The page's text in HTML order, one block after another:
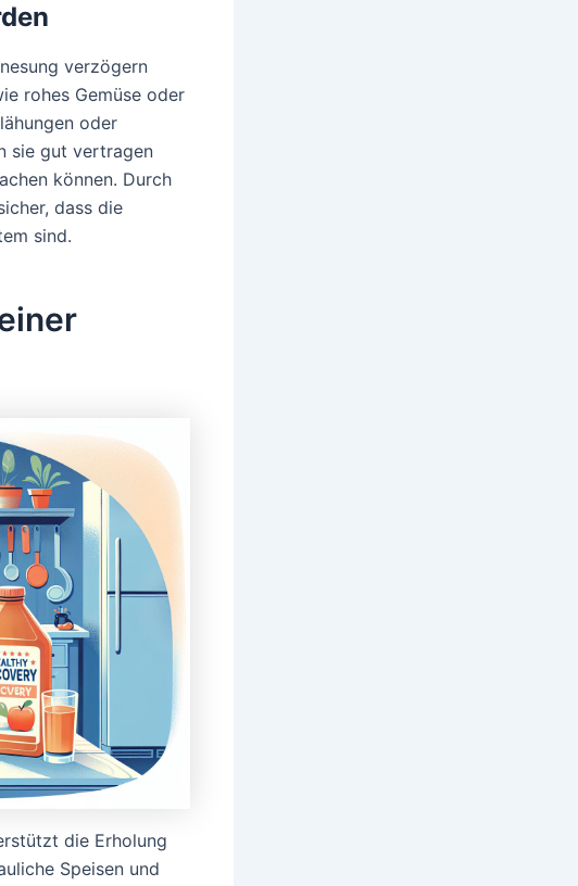
verzögern
rohes Gemüse oder
oder
sie gut vertragen
können. Durch
dass die
sind.
die Erholung
Speisen und